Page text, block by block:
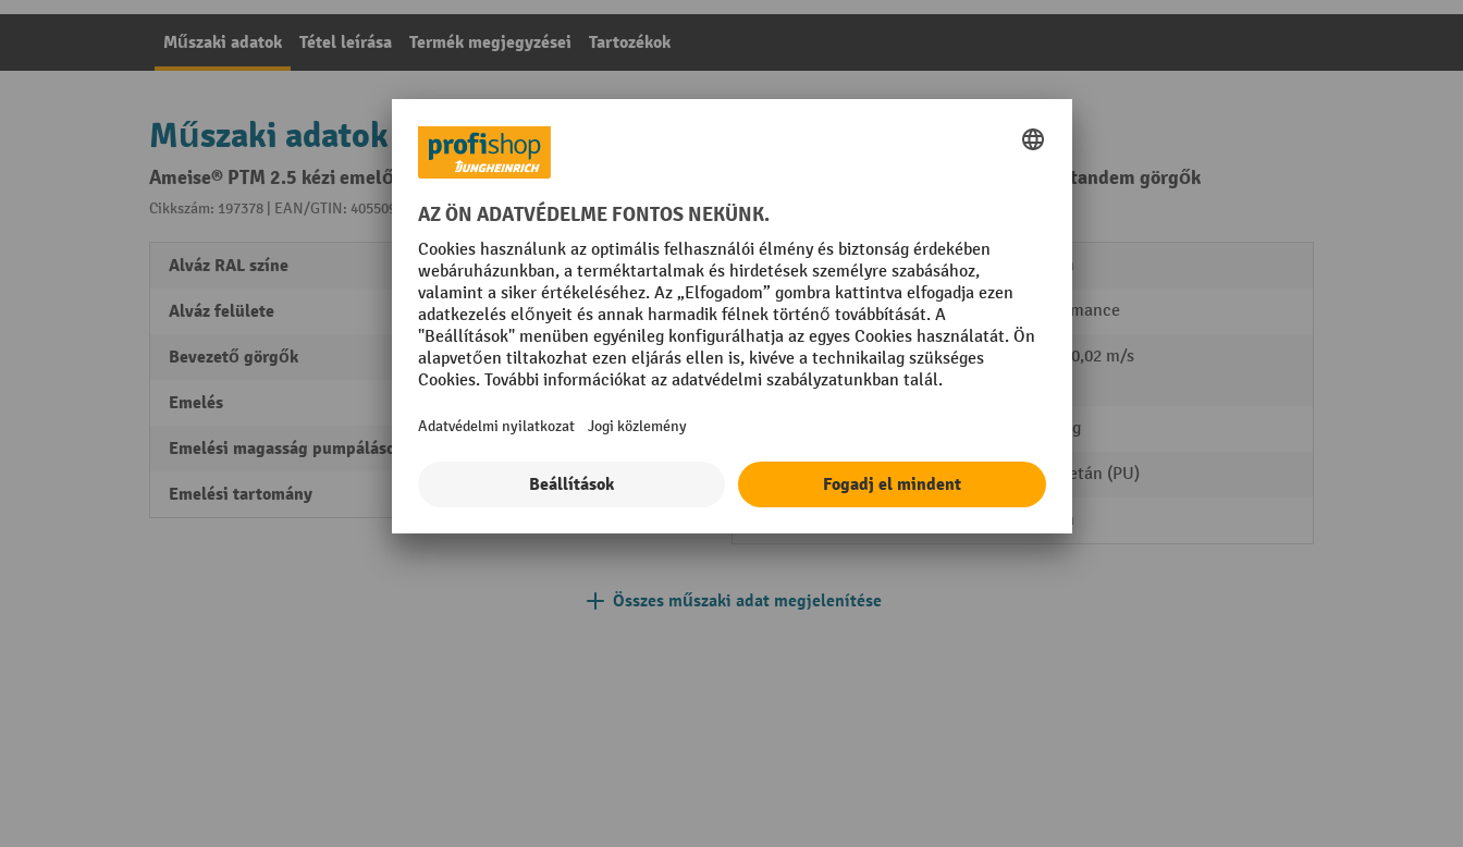
Műszaki adatok Tétel leírása Termék megjegyzései Tartozékok
Műszaki adatok
Ameise® PTM 2.5 kézi emelőkocsi, 2500 kg teherbírás, 1150 mm villahossz, tömörgumi/poliuretán kerekek, tandem görgők
Cikkszám: 197378 | EAN/GTIN: 4055091194943A kategóriából:Kézi emelokocsi
Alváz RAL színe RAL 5018 türkizkék
Alváz felülete porfúvott
Bevezető görgők igen
Emelés
Emelési magasság pumpálásonként
Emelési tartomány 85 - 200 mm
Szabad magasság 37 mm
Szegmens Performance
Süllyesztési sebesség teherrel /
teher nélkül
0,09 / 0,02 m/s
2500 kg
Tehergörgő anyag Poliuretán (PU)
80 mm
Összes műszaki adat megjelenítése